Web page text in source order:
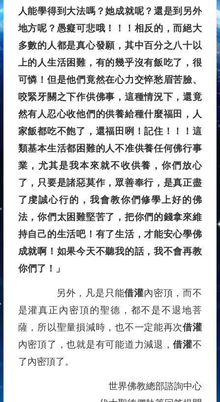
人能學得到大法嗎？她成就呢？還是到另外
地方呢？愚癡可悲哦！！！相反的，而絕大
多數的人都是真心發願，其中百分之八十以
上的人生活困難，有的幾乎沒有飯吃了，很
可憐！但是他們竟然在心力交悴愁眉苦臉、
咬緊牙關之下作供佛事，這種情況下，還竟
然有人忍心收他們的供養給種什麼福田，人
家飯都吃不飽了，還福田咧！記住！！！這
類基本生活都困難的人不准供養任何佛行事
業，尤其是我本來就不收供養，你們放心
了，只要是諸惡莫作，眾善奉行，是真正盡
了虔誠心行的，我會教你們修學上好的佛
法，你們太困難堅苦了，把你們的錢拿來維
持自己的生活吧！有了生活，才能安心學佛
成就啊！如果今天不聽我的話，我不會再教
你們了！」
另外，凡是只能借灌內密頂，而不
是灌真正內密頂的聖德，都不是不退地菩
薩，所以聖量損減時，也不一定能再次借灌
內密頂了，也就是有可能道力減退，借灌不
了內密頂了。
世界佛教總部諮詢中心